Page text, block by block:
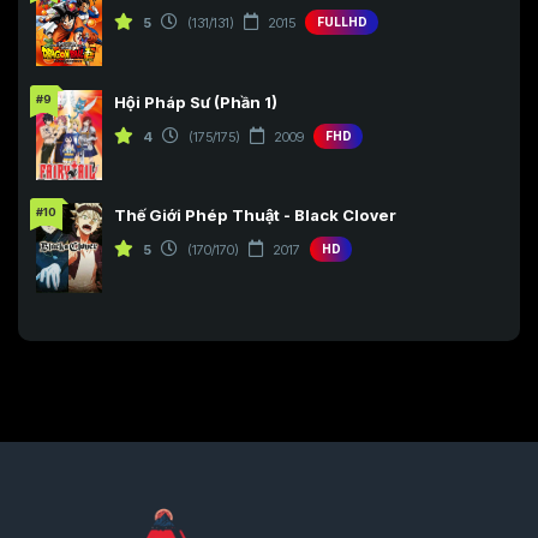
5 (131/131) 2015 FULLHD
#9 Hội Pháp Sư (Phần 1)
4 (175/175) 2009 FHD
#10 Thế Giới Phép Thuật - Black Clover
5 (170/170) 2017 HD